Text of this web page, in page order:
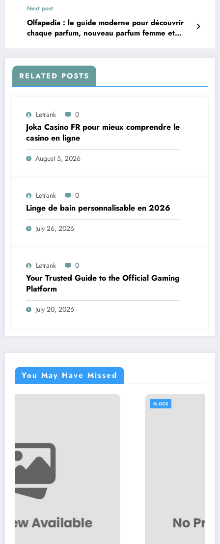
Next post
Olfapedia : le guide moderne pour découvrir
chaque parfum, nouveau parfum femme et
RELATED POSTS
Letrank 0
Joka Casino FR pour mieux comprendre le
casino en ligne
August 5, 2026
Letrank 0
Linge de bain personnalisable en 2026
July 26, 2026
Letrank 0
Your Trusted Guide to the Official Gaming
Platform
July 20, 2026
You May Have Missed